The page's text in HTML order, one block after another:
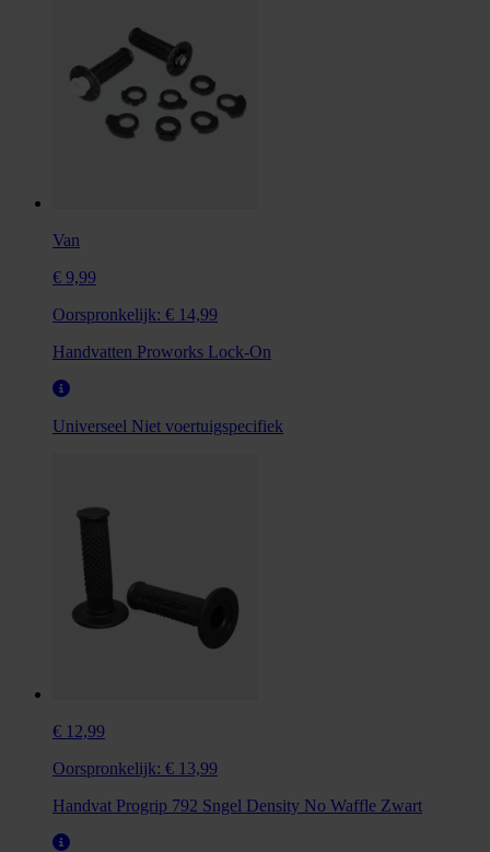
Van
€ 9,99
Oorspronkelijk: € 14,99
Handvatten Proworks Lock-On
Universeel Niet voertuigspecifiek
€ 12,99
Oorspronkelijk: € 13,99
Handvat Progrip 792 Sngel Density No Waffle Zwart